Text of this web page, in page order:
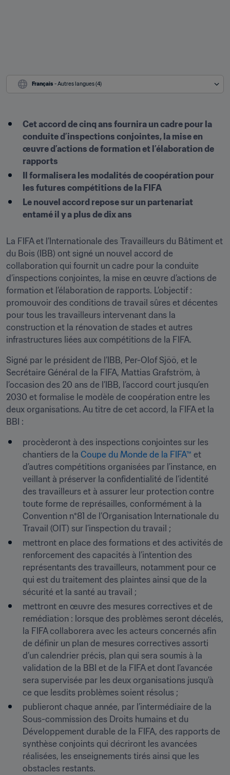
Français - Autres langues (4)
Cet accord de cinq ans fournira un cadre pour la
conduite d’inspections conjointes, la mise en
œuvre d’actions de formation et l’élaboration de
rapports
Il formalisera les modalités de coopération pour
les futures compétitions de la FIFA
Le nouvel accord repose sur un partenariat
entamé il y a plus de dix ans
La FIFA et l’Internationale des Travailleurs du Bâtiment et
du Bois (IBB) ont signé un nouvel accord de
collaboration qui fournit un cadre pour la conduite
d’inspections conjointes, la mise en œuvre d’actions de
formation et l’élaboration de rapports. L’objectif :
promouvoir des conditions de travail sûres et décentes
pour tous les travailleurs intervenant dans la
construction et la rénovation de stades et autres
infrastructures liées aux compétitions de la FIFA.
Signé par le président de l’IBB, Per-Olof Sjöö, et le
Secrétaire Général de la FIFA, Mattias Grafström, à
l’occasion des 20 ans de l’IBB, l’accord court jusqu’en
2030 et formalise le modèle de coopération entre les
deux organisations. Au titre de cet accord, la FIFA et la
BBI :
procèderont à des inspections conjointes sur les
chantiers de la Coupe du Monde de la FIFA™ et
d’autres compétitions organisées par l’instance, en
veillant à préserver la confidentialité de l’identité
des travailleurs et à assurer leur protection contre
toute forme de représailles, conformément à la
Convention n°81 de l’Organisation Internationale du
Travail (OIT) sur l’inspection du travail ;
mettront en place des formations et des activités de
renforcement des capacités à l’intention des
représentants des travailleurs, notamment pour ce
qui est du traitement des plaintes ainsi que de la
sécurité et la santé au travail ;
mettront en œuvre des mesures correctives et de
remédiation : lorsque des problèmes seront décelés,
la FIFA collaborera avec les acteurs concernés afin
de définir un plan de mesures correctives assorti
d’un calendrier précis, plan qui sera soumis à la
validation de la BBI et de la FIFA et dont l’avancée
sera supervisée par les deux organisations jusqu'à
ce que lesdits problèmes soient résolus ;
publieront chaque année, par l’intermédiaire de la
Sous-commission des Droits humains et du
Développement durable de la FIFA, des rapports de
synthèse conjoints qui décriront les avancées
réalisées, les enseignements tirés ainsi que les
obstacles restants.